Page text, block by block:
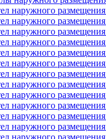
наружного
наружного
наружного
наружного
наружного
наружного
наружного
наружного
наружного
наружного
наружного
наружного
наружного